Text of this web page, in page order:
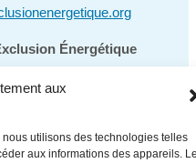
aux
utilisons des technologies telles
aux informations des appareils.
Énergétique